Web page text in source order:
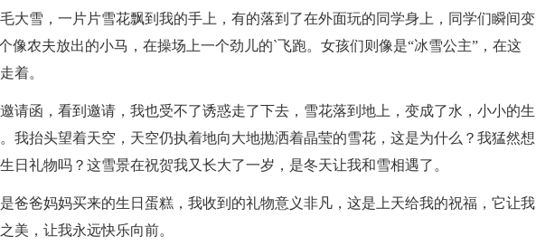
大雪，一片片雪花飘到我的手上，有的落到了在外面玩的同学身上，同学们瞬间变
像农夫放出的小马，在操场上一个劲儿的`飞跑。女孩们则像是“冰雪公主”，在这
着。
请函，看到邀请，我也受不了诱惑走了下去，雪花落到地上，变成了水，小小的生
我抬头望着天空，天空仍执着地向大地抛洒着晶莹的雪花，这是为什么？我猛然想
日礼物吗？这雪景在祝贺我又长大了一岁，是冬天让我和雪相遇了。
爸爸妈妈买来的生日蛋糕，我收到的礼物意义非凡，这是上天给我的祝福，它让我
美，让我永远快乐向前。